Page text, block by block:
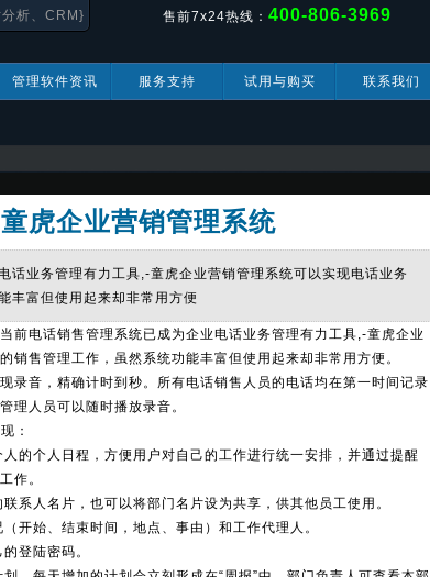
析、CRM} 售前7x24热线： 400-806-3969
管理软件资讯 服务支持 试用与购买 联系我们
虎企业营销管理系统
话业务管理有力工具,-童虎企业营销管理系统可以实现电话业务
丰富但使用起来却非常用方便
当前电话销售管理系统已成为企业电话业务管理有力工具,-童虎企业
销售管理工作，虽然系统功能丰富但使用起来却非常用方便。
录音，精确计时到秒。所有电话销售人员的电话均在第一时间记录
理人员可以随时播放录音。
：
的个人日程，方便用户对自己的工作进行统一安排，并通过提醒
作。
系人名片，也可以将部门名片设为共享，供其他员工使用。
开始、结束时间，地点、事由）和工作代理人。
登陆密码。